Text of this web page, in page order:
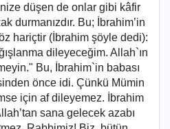
düşen de onlar gibi kâfir
durmanızdır. Bu; İbrahim’in
hariçtir (İbrahim şöyle dedi):
dileyeceğim. Allah`ın
Bu, İbrahim`in babası
önce idi. Çünkü Mümin
için af dileyemez. İbrahim
sana gelecek azabı